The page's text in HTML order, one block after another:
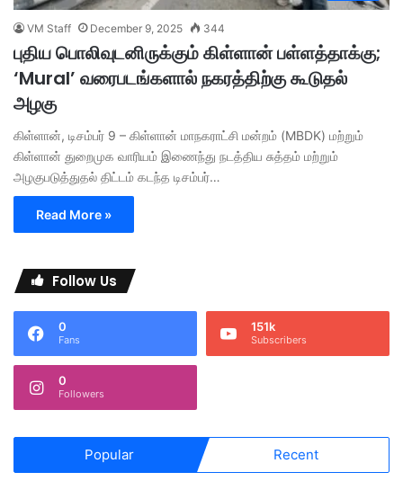
VM Staff December 9, 2025 344
புதிய பொலிவுடனிருக்கும் கிள்ளான் பள்ளத்தாக்கு;
‘Mural’ வரைபடங்களால் நகரத்திற்கு கூடுதல்
அழகு
கிள்ளான், டிசம்பர் 9 – கிள்ளான் மாநகராட்சி மன்றம் (MBDK) மற்றும்
கிள்ளான் துறைமுக வாரியம் இணைந்து நடத்திய சுத்தம் மற்றும்
அழகுபடுத்துதல் திட்டம் கடந்த டிசம்பர்…
Read More »
Follow Us
0
Fans
151k
Subscribers
0
Followers
Popular Recent